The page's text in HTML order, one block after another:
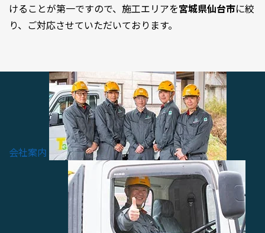
けることが第一ですので、施工エリアを宮城県仙台市に絞
り、ご対応させていただいております。
会社案内